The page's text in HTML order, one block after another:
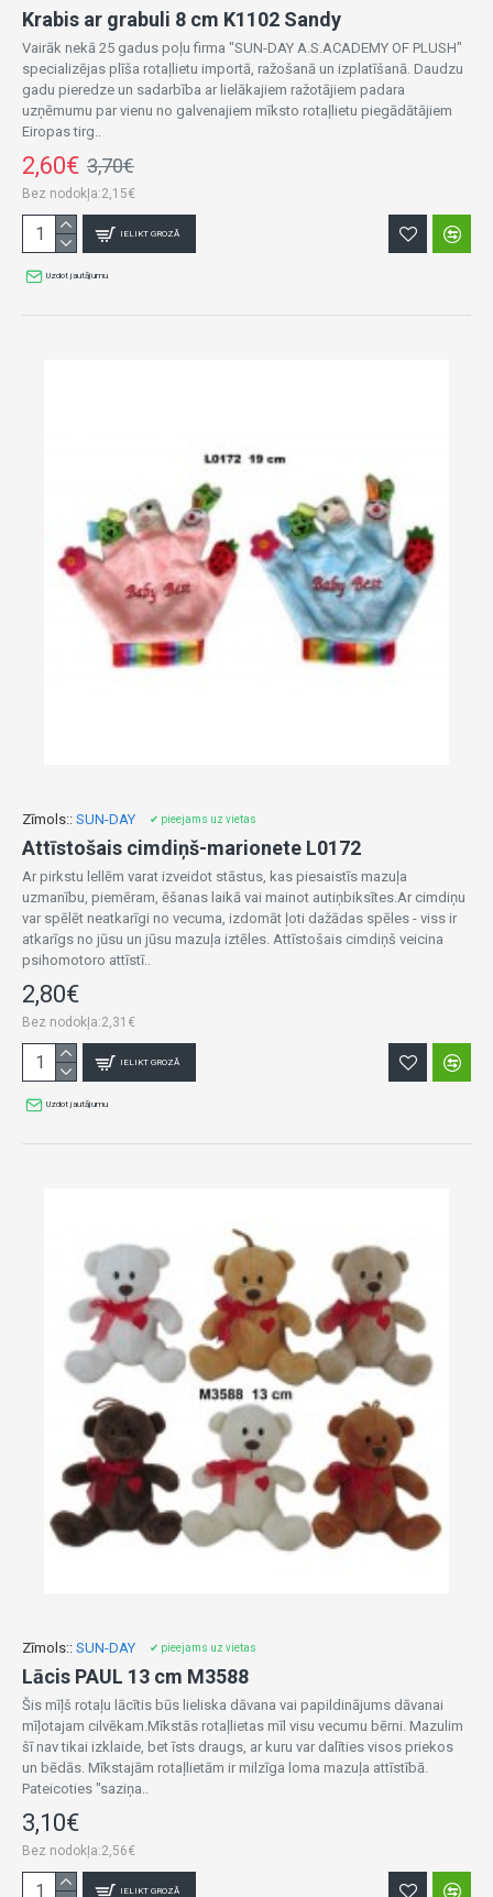
Krabis ar grabuli 8 cm K1102 Sandy
Vairāk nekā 25 gadus poļu firma "SUN-DAY A.S.ACADEMY OF PLUSH"
specializējas plīša rotaļlietu importā, ražošanā un izplatīšanā. Daudzu
gadu pieredze un sadarbība ar lielākajiem ražotājiem padara
uzņēmumu par vienu no galvenajiem mīksto rotaļlietu piegādātājiem
Eiropas tirg..
2,60€ 3,70€
Bez nodokļa:2,15€
IELIKT GROZĀ
Uzdot jautājumu
Zīmols:: SUN-DAY ✔ pieejams uz vietas
Attīstošais cimdiņš-marionete L0172
Ar pirkstu lellēm varat izveidot stāstus, kas piesaistīs mazuļa
uzmanību, piemēram, ēšanas laikā vai mainot autiņbiksītes.Ar cimdiņu
var spēlēt neatkarīgi no vecuma, izdomāt ļoti dažādas spēles - viss ir
atkarīgs no jūsu un jūsu mazuļa iztēles. Attīstošais cimdiņš veicina
psihomotoro attīstī..
2,80€
Bez nodokļa:2,31€
IELIKT GROZĀ
Uzdot jautājumu
Zīmols:: SUN-DAY ✔ pieejams uz vietas
Lācis PAUL 13 cm M3588
Šis mīļš rotaļu lācītis būs lieliska dāvana vai papildinājums dāvanai
mīļotajam cilvēkam.Mīkstās rotaļlietas mīl visu vecumu bērni. Mazulim
šī nav tikai izklaide, bet īsts draugs, ar kuru var dalīties visos priekos
un bēdās. Mīkstajām rotaļlietām ir milzīga loma mazuļa attīstībā.
Pateicoties "saziņa..
3,10€
Bez nodokļa:2,56€
IELIKT GROZĀ